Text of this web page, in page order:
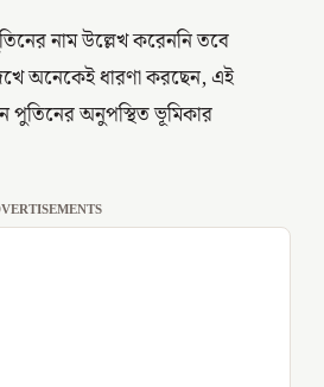
নাম উল্লেখ করেননি তবে
অনেকেই ধারণা করছেন, এই
পুতিনের অনুপস্থিত ভূমিকার